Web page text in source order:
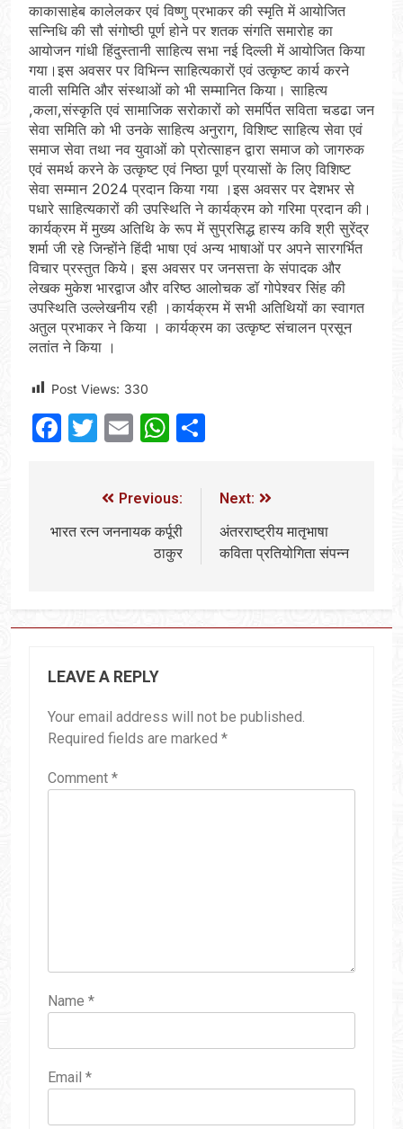
काकासाहेब कालेलकर एवं विष्णु प्रभाकर की स्मृति में आयोजित
सन्निधि की सौ संगोष्ठी पूर्ण होने पर शतक संगति समारोह का
आयोजन गांधी हिंदुस्तानी साहित्य सभा नई दिल्ली में आयोजित किया
गया।इस अवसर पर विभिन्न साहित्यकारों एवं उत्कृष्ट कार्य करने
वाली समिति और संस्थाओं को भी सम्मानित किया। साहित्य
,कला,संस्कृति एवं सामाजिक सरोकारों को समर्पित सविता चडढा जन
सेवा समिति को भी उनके साहित्य अनुराग, विशिष्ट साहित्य सेवा एवं
समाज सेवा तथा नव युवाओं को प्रोत्साहन द्वारा समाज को जागरुक
एवं समर्थ करने के उत्कृष्ट एवं निष्ठा पूर्ण प्रयासों के लिए विशिष्ट
सेवा सम्मान 2024 प्रदान किया गया ।इस अवसर पर देशभर से
पधारे साहित्यकारों की उपस्थिति ने कार्यक्रम को गरिमा प्रदान की।
कार्यक्रम में मुख्य अतिथि के रूप में सुप्रसिद्ध हास्य कवि श्री सुरेंद्र
शर्मा जी रहे जिन्होंने हिंदी भाषा एवं अन्य भाषाओं पर अपने सारगर्भित
विचार प्रस्तुत किये। इस अवसर पर जनसत्ता के संपादक और
लेखक मुकेश भारद्वाज और वरिष्ठ आलोचक डॉ गोपेश्वर सिंह की
उपस्थिति उल्लेखनीय रही ।कार्यक्रम में सभी अतिथियों का स्वागत
अतुल प्रभाकर ने किया । कार्यक्रम का उत्कृष्ट संचालन प्रसून
लतांत ने किया ।
Post Views: 330
Facebook
Twitter
EmailWhatsApp
Previous:
भारत रत्न जननायक कर्पूरी
ठाकुर
Next:
अंतरराष्ट्रीय मातृभाषा
कविता प्रतियोगिता संपन्न
LEAVE A REPLY
Your email address will not be published.
Required fields are marked *
Comment *
Name *
Email *